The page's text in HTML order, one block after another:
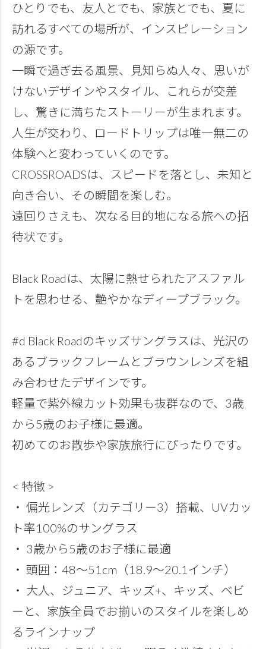
ひとりでも、友人とでも、家族とでも、夏に
訪れるすべての場所が、インスピレーション
の源です。
一瞬で過ぎ去る風景、見知らぬ人々、思いが
けないデザインやスタイル、これらが交差
し、驚きに満ちたストーリーが生まれます。
人生が交わり、ロードトリップは唯一無二の
体験へと変わっていくのです。
CROSSROADSは、スピードを落とし、未知と
向き合い、その瞬間を楽しむ。
遠回りさえも、次なる目的地になる旅への招
待状です。
Black Roadは、太陽に熱せられたアスファル
トを思わせる、艶やかなディープブラック。
#d Black Roadのキッズサングラスは、光沢の
あるブラックフレームとブラウンレンズを組
み合わせたデザインです。
軽量で紫外線カット効果も抜群なので、3歳
から5歳のお子様に最適。
初めてのお散歩や家族旅行にぴったりです。
< 特徴 >
・ 偏光レンズ（カテゴリー3）搭載、UVカッ
ト率100%のサングラス
・ 3歳から5歳のお子様に最適
・ 頭囲：48～51cm（18.9～20.1インチ）
・ 大人、ジュニア、キッズ+、キッズ、ベビ
ーと、家族全員でお揃いのスタイルを楽しめ
るラインナップ